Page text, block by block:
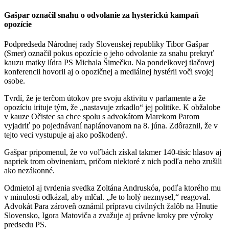
Gašpar označil snahu o odvolanie za hysterickú kampaň
opozície
Podpredseda Národnej rady Slovenskej republiky Tibor Gašpar
(Smer) označil pokus opozície o jeho odvolanie za snahu prekryť
kauzu matky lídra PS Michala Šimečku. Na pondelkovej tlačovej
konferencii hovoril aj o opozičnej a mediálnej hystérii voči svojej
osobe.
Tvrdí, že je terčom útokov pre svoju aktivitu v parlamente a že
opozíciu irituje tým, že „nastavuje zrkadlo“ jej politike. K obžalobe
v kauze Očistec sa chce spolu s advokátom Marekom Parom
vyjadriť po pojednávaní naplánovanom na 8. júna. Zdôraznil, že v
tejto veci vystupuje aj ako poškodený.
Gašpar pripomenul, že vo voľbách získal takmer 140-tisíc hlasov aj
napriek trom obvineniam, pričom niektoré z nich podľa neho zrušili
ako nezákonné.
Odmietol aj tvrdenia svedka Zoltána Andruskóa, podľa ktorého mu
v minulosti odkázal, aby mlčal. „Je to holý nezmysel,“ reagoval.
Advokát Para zároveň oznámil prípravu civilných žalôb na Hnutie
Slovensko, Igora Matoviča a zvažuje aj právne kroky pre výroky
predsedu PS.